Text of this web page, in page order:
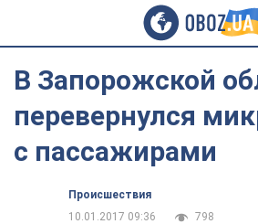
В Запорожской
перевернулся
с пассажирами
Происшествия
10.01.2017 09:36
798